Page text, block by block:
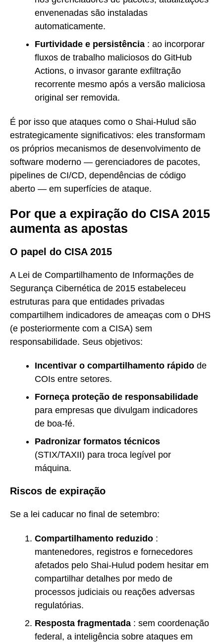
envenenadas são instaladas
automaticamente.
Furtividade e persistência : ao incorporar
fluxos de trabalho maliciosos do GitHub
Actions, o invasor garante exfiltração
recorrente mesmo após a versão maliciosa
original ser removida.
É por isso que ataques como o Shai-Hulud são
estrategicamente significativos: eles transformam
os próprios mecanismos de desenvolvimento de
software moderno — gerenciadores de pacotes,
pipelines de CI/CD, dependências de código
aberto — em superfícies de ataque.
Por que a expiração do CISA 2015
aumenta as apostas
O papel do CISA 2015
A Lei de Compartilhamento de Informações de
Segurança Cibernética de 2015 estabeleceu
estruturas para que entidades privadas
compartilhem indicadores de ameaças com o DHS
(e posteriormente com a CISA) sem
responsabilidade. Seus objetivos:
Incentivar o compartilhamento rápido de
COIs entre setores.
Forneça proteção de responsabilidade
para empresas que divulgam indicadores
de boa-fé.
Padronizar formatos técnicos
(STIX/TAXII) para troca legível por
máquina.
Riscos de expiração
Se a lei caducar no final de setembro:
Compartilhamento reduzido :
mantenedores, registros e fornecedores
afetados pelo Shai-Hulud podem hesitar em
compartilhar detalhes por medo de
processos judiciais ou reações adversas
regulatórias.
Resposta fragmentada : sem coordenação
federal, a inteligência sobre ataques em